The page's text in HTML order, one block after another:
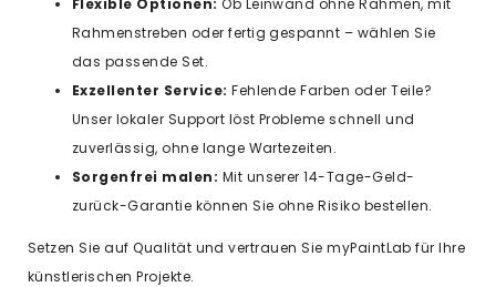
Rahmenstreben oder fertig gespannt – wählen Sie
das passende Set.
Exzellenter Service: Fehlende Farben oder Teile?
Unser lokaler Support löst Probleme schnell und
zuverlässig, ohne lange Wartezeiten.
Sorgenfrei malen: Mit unserer 14-Tage-Geld-
zurück-Garantie können Sie ohne Risiko bestellen.
Setzen Sie auf Qualität und vertrauen Sie myPaintLab für Ihre
künstlerischen Projekte.